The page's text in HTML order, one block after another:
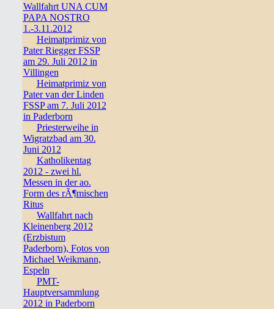
Wallfahrt UNA CUM
PAPA NOSTRO
1.-3.11.2012
Heimatprimiz von
Pater Riegger FSSP
am 29. Juli 2012 in
Villingen
Heimatprimiz von
Pater van der Linden
FSSP am 7. Juli 2012
in Paderborn
Priesterweihe in
Wigratzbad am 30.
Juni 2012
Katholikentag
2012 - zwei hl.
Messen in der ao.
Form des rÃ¶mischen
Ritus
Wallfahrt nach
Kleinenberg 2012
(Erzbistum
Paderborn), Fotos von
Michael Weikmann,
Espeln
PMT-
Hauptversammlung
2012 in Paderborn